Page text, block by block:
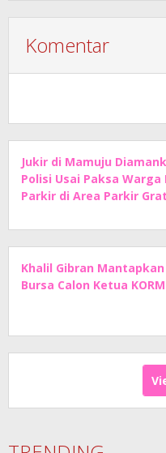
Komentar
Jukir di Mamuju
Polisi Usai Paksa Warga
Parkir di Area Parkir
Khalil Gibran
Bursa Calon Ketua